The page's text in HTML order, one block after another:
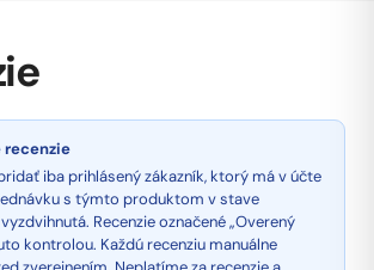
recenzie
iba prihlásený zákazník, ktorý má v účte
s týmto produktom v stave
Recenzie označené „Overený
kontrolou. Každú recenziu manuálne